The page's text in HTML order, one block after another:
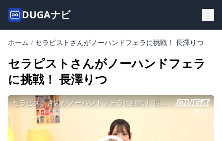
DUGAナビ
ホーム / セラピストさんがノーハンドフェラに挑戦！ 長澤りつ
セラピストさんがノーハンドフェラ
に挑戦！ 長澤りつ